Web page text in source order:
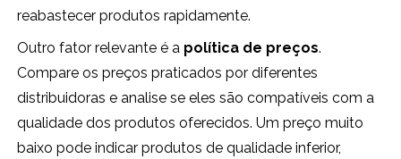
reabastecer produtos rapidamente.
Outro fator relevante é a política de preços.
Compare os preços praticados por diferentes
distribuidoras e analise se eles são compatíveis com a
qualidade dos produtos oferecidos. Um preço muito
baixo pode indicar produtos de qualidade inferior,